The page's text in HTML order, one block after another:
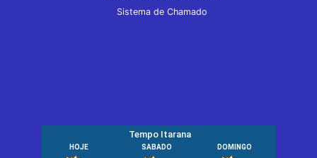
Sistema de Chamado